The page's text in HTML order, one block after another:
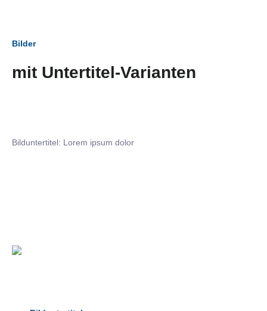
Bilder
mit Untertitel-Varianten
Bilduntertitel: Lorem ipsum dolor